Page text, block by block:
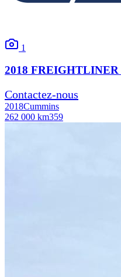
1
2018 FREIGHTLINER
Contactez-nous
2018Cummins
262 000 km359